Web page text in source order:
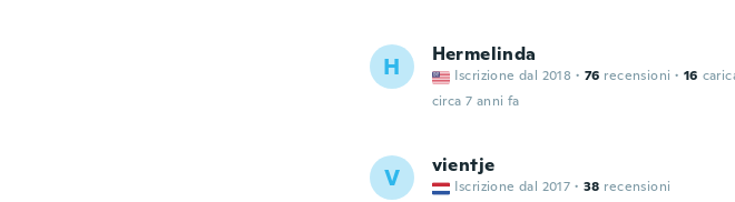
H Hermelinda
Iscrizione dal 2018 · 76 recensioni · 16
circa 7 anni fa
V vientje
Iscrizione dal 2017 · 38 recensioni